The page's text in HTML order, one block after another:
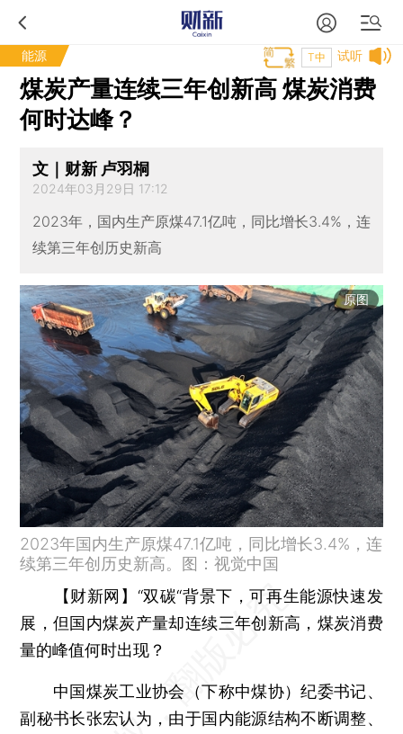
能源 试听
T中
煤炭产量连续三年创新高 煤炭消费
何时达峰？
文｜财新 卢羽桐
2024年03月29日 17:12
2023年，国内生产原煤47.1亿吨，同比增长3.4%，连
续第三年创历史新高
原图
2023年国内生产原煤47.1亿吨，同比增长3.4%，连
续第三年创历史新高。图：视觉中国
【财新网】 “双碳“背景下，可再生能源快速发
展，但国内煤炭产量却连续三年创新高，煤炭消费
量的峰值何时出现？
中国煤炭工业协会（下称中煤协）纪委书记、
副秘书长张宏认为，由于国内能源结构不断调整、